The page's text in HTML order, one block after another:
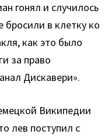
гонял и случилось
бросили в клетку ко
как это было
за право
Дискавери».
Википедии
лев поступил с